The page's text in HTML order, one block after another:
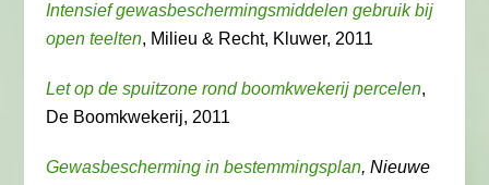
Intensief gewasbeschermingsmiddelen gebruik bij
open teelten, Milieu & Recht, Kluwer, 2011
Let op de spuitzone rond boomkwekerij percelen,
De Boomkwekerij, 2011
Gewasbescherming in bestemmingsplan, Nieuwe